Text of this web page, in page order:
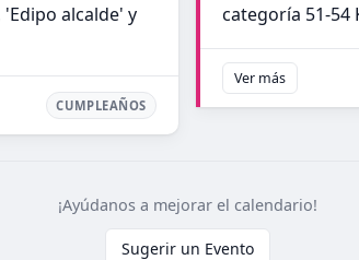
alcalde' y
CUMPLEAÑOS
categoría 51-54
Ver más
¡Ayúdanos a mejorar el calendario!
Sugerir un Evento